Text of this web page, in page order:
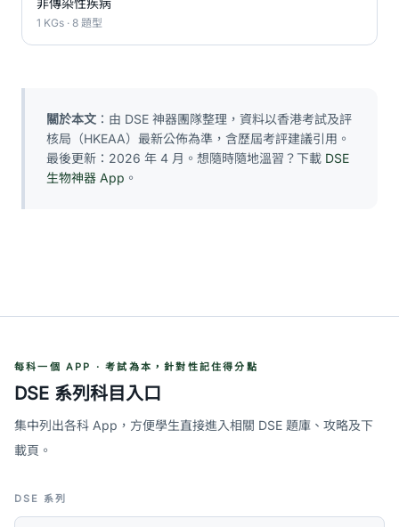
非傳染性疾病
1 KGs · 8 題型
關於本文 ：由 DSE 神器團隊整理，資料以香港考試及評
核局（HKEAA）最新公佈為準，含歷屆考評建議引用。
最後更新：2026 年 4 月。想隨時隨地溫習？下載 DSE
生物神器 App 。
每科一個 APP · 考試為本，針對性記住得分點
DSE 系列科目入口
集中列出各科 App，方便學生直接進入相關 DSE 題庫、攻略及下
載頁。
DSE 系列